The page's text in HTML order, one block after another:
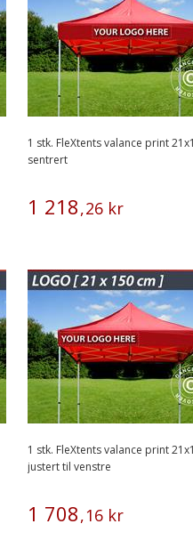
1 stk. FleXtents valance print
sentrert
1 218,26 kr
1 stk. FleXtents valance print
justert til venstre
1 708,16 kr